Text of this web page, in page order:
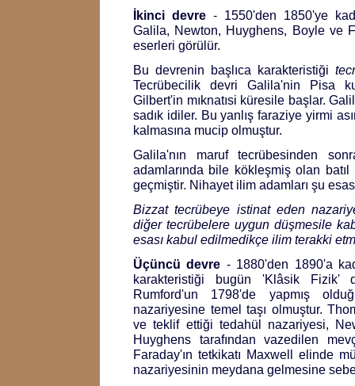
İkinci devre- 1550'den 1850'ye
Galila, Newton, Huyghens, Boyle ve
eserleri görülür.
Bu devrenin başlıca karakteristiği
Tecrübecilik devri Galila'nin Pisa
Gilbert'in mıknatısi küresile başlar.
sadık idiler. Bu yanlış faraziye yirmi
kalmasına mucip olmuştur.
Galila'nın maruf tecrübesinden
adamlarında bile kökleşmiş olan
geçmiştir. Nihayet ilim adamları şu
Bizzat tecrübeye istinat eden
diğer tecrübelere uygun düşmesile
esası kabul edilmedikçe ilim terakki
Üçüncü devre - 1880'den 1890'a
karakteristiği bugün 'Klâsik Fizik'
Rumford'un 1798'de yapmış
nazariyesine temel taşı olmuştur.
ve teklif ettiği tedahül nazariyesi,
Huyghens tarafından vazedilen
Faraday'ın tetkikatı Maxwell elinde
nazariyesinin meydana gelmesine